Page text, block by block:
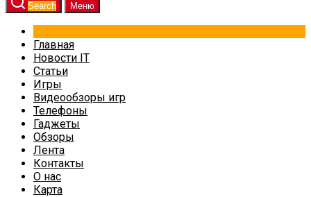
Search Меню
Главная
Новости IT
Статьи
Игры
Видеообзоры игр
Телефоны
Гаджеты
Обзоры
Лента
Контакты
О нас
Карта